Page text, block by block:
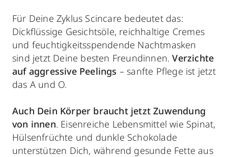
Für Deine Zyklus Scincare bedeutet das:
Dickflüssige Gesichtsöle, reichhaltige Cremes
und feuchtigkeitsspendende Nachtmasken
sind jetzt Deine besten Freundinnen.Verzichte
auf aggressive Peelings – sanfte Pflege ist jetzt
das A und O.
Auch Dein Körper braucht jetzt Zuwendung
von innen. Eisenreiche Lebensmittel wie Spinat,
Hülsenfrüchte und dunkle Schokolade
unterstützen Dich, während gesunde Fette aus